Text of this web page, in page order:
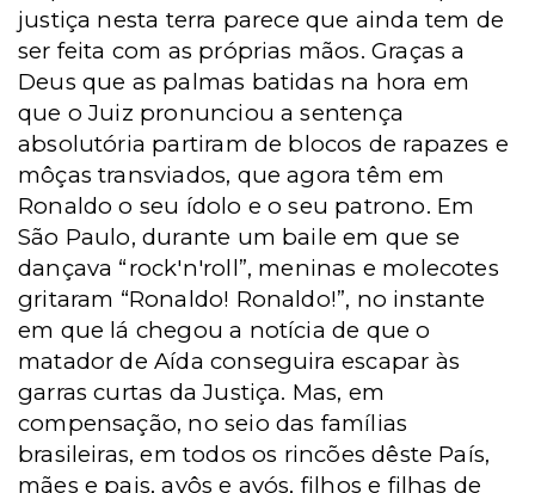
justiça nesta terra parece que ainda tem de
ser feita com as próprias mãos. Graças a
Deus que as palmas batidas na hora em
que o Juiz pronunciou a sentença
absolutória partiram de blocos de rapazes e
môças transviados, que agora têm em
Ronaldo o seu ídolo e o seu patrono. Em
São Paulo, durante um baile em que se
dançava “rock'n'roll”, meninas e molecotes
gritaram “Ronaldo! Ronaldo!”, no instante
em que lá chegou a notícia de que o
matador de Aída conseguira escapar às
garras curtas da Justiça. Mas, em
compensação, no seio das famílias
brasileiras, em todos os rincões dêste País,
mães e pais, avôs e avós, filhos e filhas de